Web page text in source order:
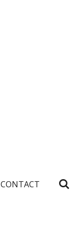
CONTACT